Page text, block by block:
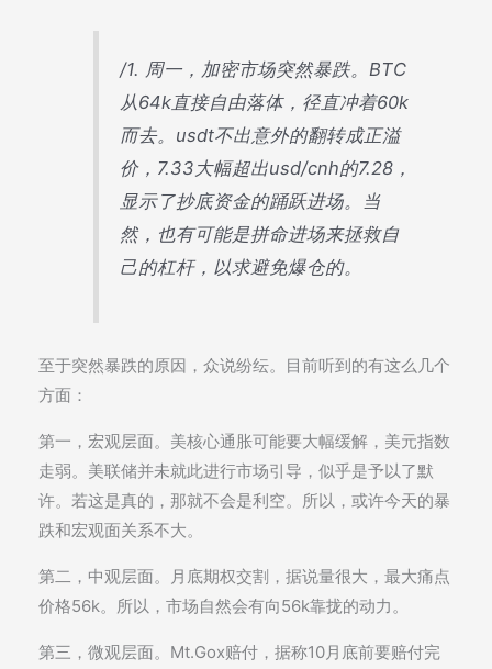
/1. 周一，加密市场突然暴跌。BTC
从64k直接自由落体，径直冲着60k
而去。usdt不出意外的翻转成正溢
价，7.33大幅超出usd/cnh的7.28，
显示了抄底资金的踊跃进场。当
然，也有可能是拼命进场来拯救自
己的杠杆，以求避免爆仓的。
至于突然暴跌的原因，众说纷纭。目前听到的有这么几个
方面：
第一，宏观层面。美核心通胀可能要大幅缓解，美元指数
走弱。美联储并未就此进行市场引导，似乎是予以了默
许。若这是真的，那就不会是利空。所以，或许今天的暴
跌和宏观面关系不大。
第二，中观层面。月底期权交割，据说量很大，最大痛点
价格56k。所以，市场自然会有向56k靠拢的动力。
第三，微观层面。Mt.Gox赔付，据称10月底前要赔付完